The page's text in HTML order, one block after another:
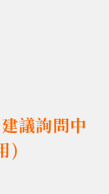
議詢問中
)